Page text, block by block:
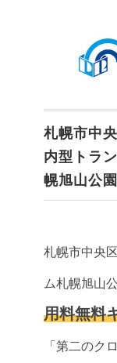
札幌市中
内型トラ
幌旭山公
札幌市中央
ム札幌旭山
用料無料
「第二のク